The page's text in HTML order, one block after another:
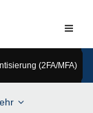
(2FA/MFA)